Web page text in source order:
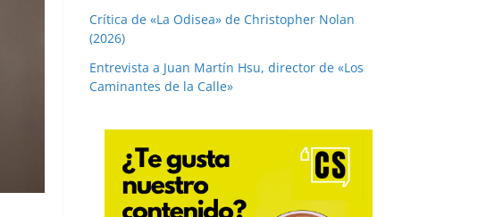
Crítica de «La Odisea» de Christopher Nolan
(2026)
Entrevista a Juan Martín Hsu, director de «Los
Caminantes de la Calle»